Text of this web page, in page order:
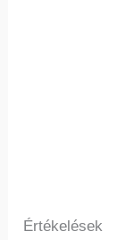
Értékelések